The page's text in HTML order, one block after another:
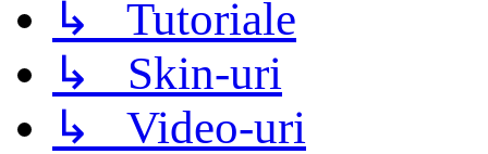
↳ Tutoriale
↳ Skin-uri
↳ Video-uri